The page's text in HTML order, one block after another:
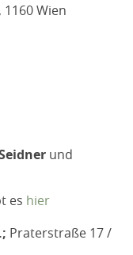
Wien
und
es hier
Praterstraße 17 /